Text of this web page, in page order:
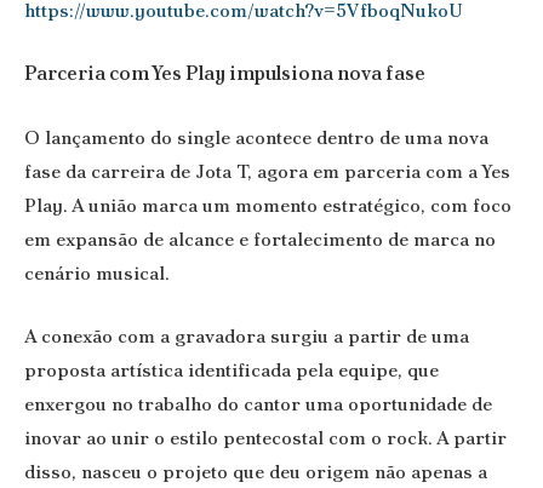
https://www.youtube.com/watch?v=5VfboqNukoU
Parceria com Yes Play impulsiona nova fase
O lançamento do single acontece dentro de uma nova
fase da carreira de Jota T, agora em parceria com a Yes
Play. A união marca um momento estratégico, com foco
em expansão de alcance e fortalecimento de marca no
cenário musical.
A conexão com a gravadora surgiu a partir de uma
proposta artística identificada pela equipe, que
enxergou no trabalho do cantor uma oportunidade de
inovar ao unir o estilo pentecostal com o rock. A partir
disso, nasceu o projeto que deu origem não apenas a